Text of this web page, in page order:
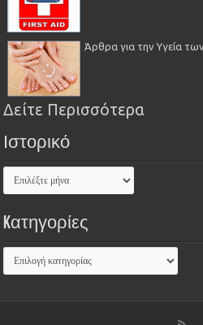
Άρθρα για την Υγεία
Δείτε Περισσότερα
Ιστορικό
Kατηγορίες